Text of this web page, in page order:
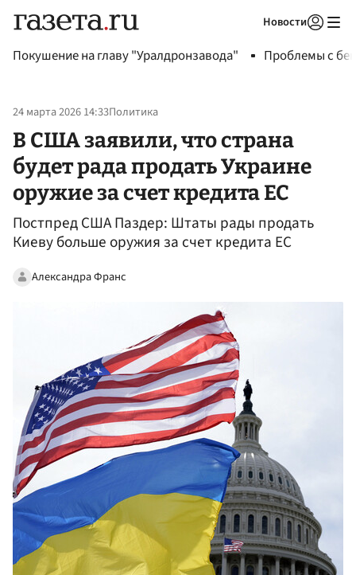
Новости
Покушение на главу "Уралдронзавода" Проблемы с
24 марта 2026 14:33Политика
В США заявили, что страна
будет рада продать Украине
оружие за счет кредита ЕС
Постпред США Паздер: Штаты рады продать
Киеву больше оружия за счет кредита ЕС
Александра Франс